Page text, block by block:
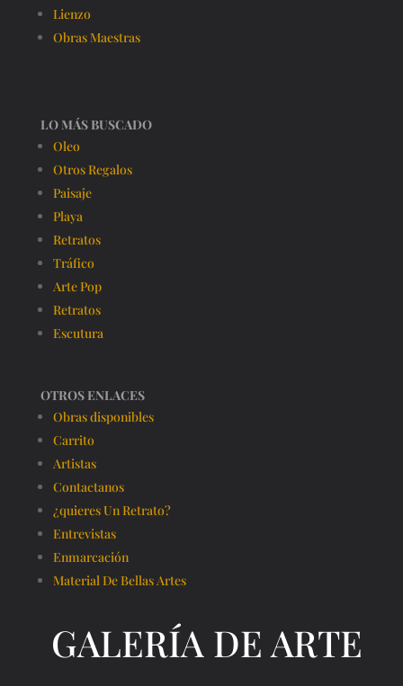
Lienzo
Obras Maestras
LO MÁS BUSCADO
Oleo
Otros Regalos
Paisaje
Playa
Retratos
Tráfico
Arte Pop
Retratos
Escutura
OTROS ENLACES
Obras disponibles
Carrito
Artistas
Contactanos
¿quieres Un Retrato?
Entrevistas
Enmarcación
Material De Bellas Artes
GALERÍA DE ARTE